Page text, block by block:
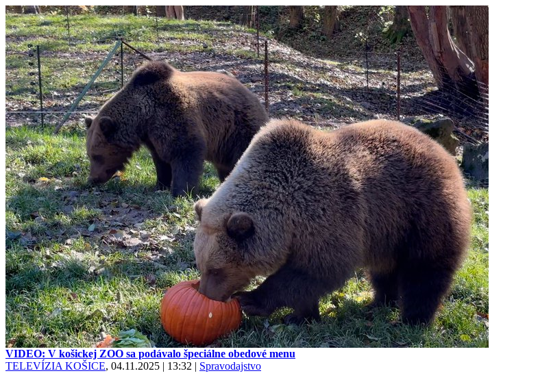
VIDEO: V košickej ZOO sa podávalo špeciálne obedové menu
TELEVÍZIA KOŠICE, 04.11.2025 | 13:32 | Spravodajstvo